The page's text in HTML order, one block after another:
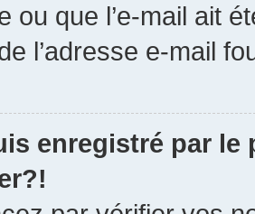
ou que l’e-mail ait
l’adresse e-mail
enregistré par le